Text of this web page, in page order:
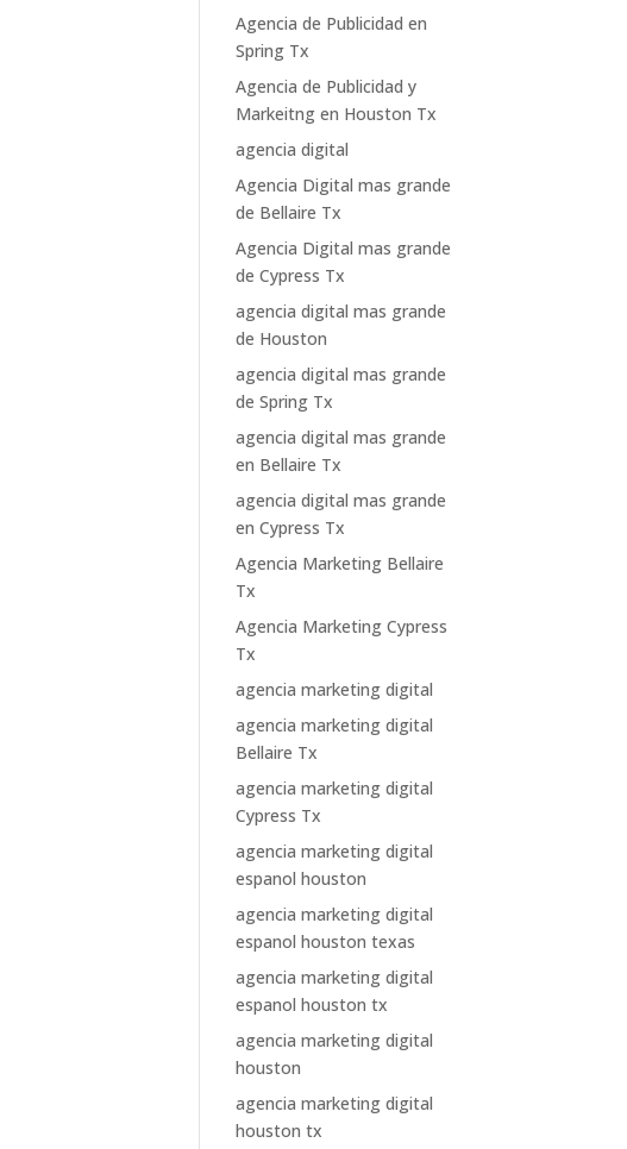
Agencia de Publicidad en
Spring Tx
Agencia de Publicidad y
Markeitng en Houston Tx
agencia digital
Agencia Digital mas grande
de Bellaire Tx
Agencia Digital mas grande
de Cypress Tx
agencia digital mas grande
de Houston
agencia digital mas grande
de Spring Tx
agencia digital mas grande
en Bellaire Tx
agencia digital mas grande
en Cypress Tx
Agencia Marketing Bellaire
Tx
Agencia Marketing Cypress
Tx
agencia marketing digital
agencia marketing digital
Bellaire Tx
agencia marketing digital
Cypress Tx
agencia marketing digital
espanol houston
agencia marketing digital
espanol houston texas
agencia marketing digital
espanol houston tx
agencia marketing digital
houston
agencia marketing digital
houston tx